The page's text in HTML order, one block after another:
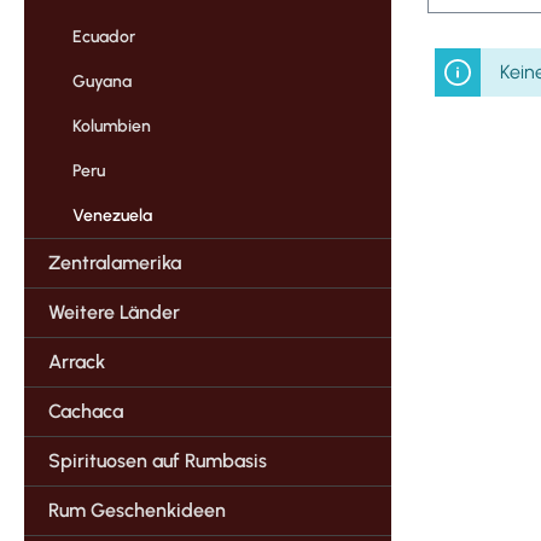
Ecuador
Guyana
Kolumbien
Peru
Venezuela
Zentralamerika
Weitere Länder
Arrack
Cachaca
Spirituosen auf Rumbasis
Rum Geschenkideen